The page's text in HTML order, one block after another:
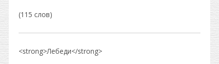
(115 слов)
<strong>Лебеди</strong>